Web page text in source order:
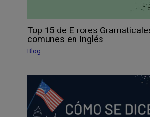
Top 15 de Errores
comunes en Inglés
Blog